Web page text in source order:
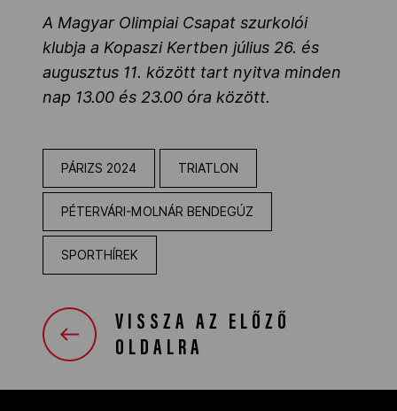
A Magyar Olimpiai Csapat szurkolói
klubja a Kopaszi Kertben július 26. és
augusztus 11. között tart nyitva minden
nap 13.00 és 23.00 óra között.
PÁRIZS 2024 TRIATLON
PÉTERVÁRI-MOLNÁR BENDEGÚZ
SPORTHÍREK
VISSZA AZ ELŐZŐ
OLDALRA